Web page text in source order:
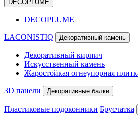
DECOPLUME
DECOPLUME
LACONISTIQ Декоративный камень
Декоративный кирпич
Искусственный камень
Жаростойкая огнеупорная
3D панели Декоративные балки
Пластиковые подоконники Брусчатка